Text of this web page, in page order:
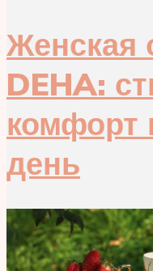
Женская
DEHA:
комфорт
день